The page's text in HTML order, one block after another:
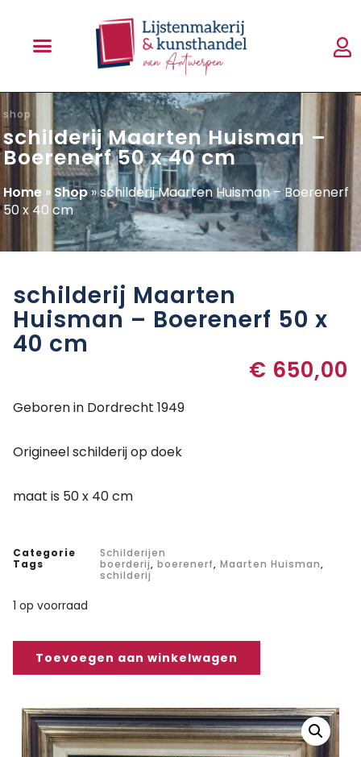
shop
schilderij Maarten Huisman –
Boerenerf 50 x 40 cm
Home »Shop»schilderij Maarten Huisman – Boerenerf
50 x 40 cm
schilderij Maarten
Huisman – Boerenerf 50 x
40 cm
€ 650,00
Geboren in Dordrecht 1949
Origineel schilderij op doek
maat is 50 x 40 cm
Categorie
Schilderijen
Tags
boerderij, boerenerf, Maarten Huisman,
schilderij
1 op voorraad
Toevoegen aan winkelwagen